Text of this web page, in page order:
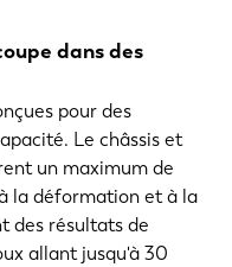
dans des
pour des
Le châssis et
un maximum de
la déformation et à la
des résultats de
allant jusqu'à 30